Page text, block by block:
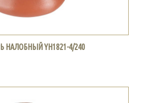
НАЛОБНЫЙ YH1821-4/240